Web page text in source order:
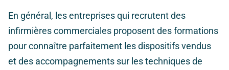
En général, les entreprises qui recrutent des
infirmières commerciales proposent des formations
pour connaître parfaitement les dispositifs vendus
et des accompagnements sur les techniques de